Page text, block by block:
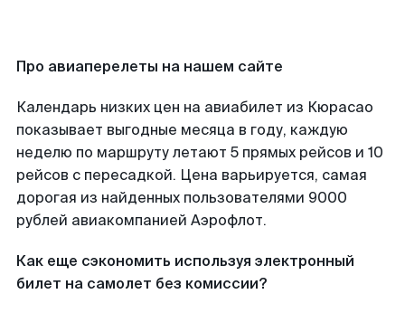
Про авиаперелеты на нашем сайте
Календарь низких цен на авиабилет из Кюрасао
показывает выгодные месяца в году, каждую
неделю по маршруту летают 5 прямых рейсов и 10
рейсов с пересадкой. Цена варьируется, самая
дорогая из найденных пользователями 9000
рублей авиакомпанией Аэрофлот.
Как еще сэкономить используя электронный
билет на самолет без комиссии?